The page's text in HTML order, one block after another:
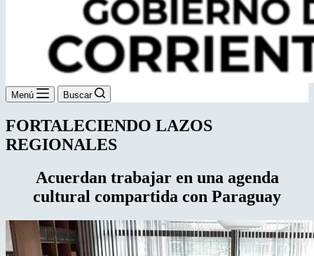
Menú Buscar
FORTALECIENDO LAZOS
REGIONALES
Acuerdan trabajar en una agenda
cultural compartida con Paraguay